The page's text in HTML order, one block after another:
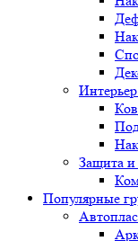
Интерьер
Защита и
Популярные